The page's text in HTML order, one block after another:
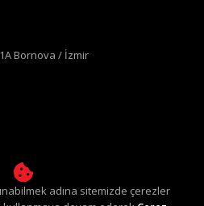
Bornova / İzmir
adına sitemizde çerezler